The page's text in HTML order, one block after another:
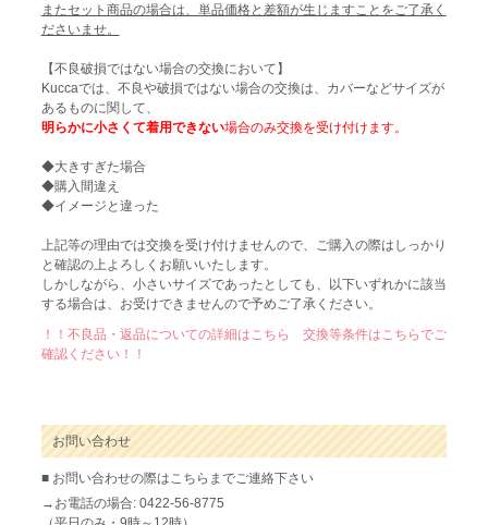
またセット商品の場合は、単品価格と差額が生じますことをご了承く
ださいませ。
【不良破損ではない場合の交換において】
Kuccaでは、不良や破損ではない場合の交換は、カバーなどサイズが
あるものに関して、
明らかに小さくて着用できない場合のみ交換を受け付けます。
◆大きすぎた場合
◆購入間違え
◆イメージと違った
上記等の理由では交換を受け付けませんので、ご購入の際はしっかり
と確認の上よろしくお願いいたします。
しかしながら、小さいサイズであったとしても、以下いずれかに該当
する場合は、お受けできませんので予めご了承ください。
！！不良品・返品についての詳細はこちら 交換等条件はこちらでご
確認ください！！
お問い合わせ
■ お問い合わせの際はこちらまでご連絡下さい
→お電話の場合: 0422-56-8775